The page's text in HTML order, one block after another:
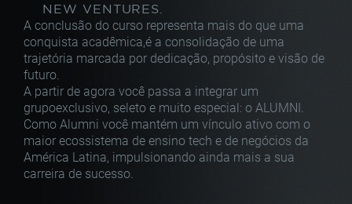
A conclusão do curso representa mais do que uma
conquista acadêmica,é a consolidação de uma
trajetória marcada por dedicação, propósito e visão de
futuro.
A partir de agora você passa a integrar um
grupoexclusivo, seleto e muito especial: o ALUMNI.
Como Alumni você mantém um vínculo ativo com o
maior ecossistema de ensino tech e de negócios da
América Latina, impulsionando ainda mais a sua
carreira de sucesso.
NEW VENTURES.